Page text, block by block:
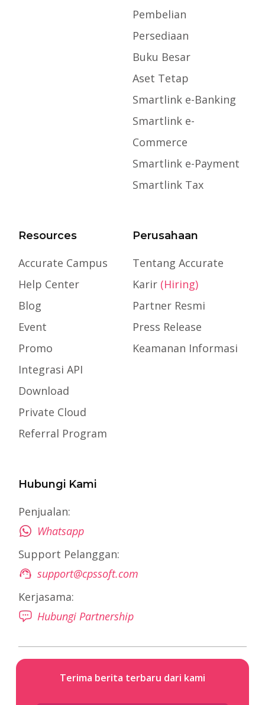
Pembelian
Persediaan
Buku Besar
Aset Tetap
Smartlink e-Banking
Smartlink e-
Commerce
Smartlink e-Payment
Smartlink Tax
Resources
Accurate Campus
Help Center
Blog
Event
Promo
Integrasi API
Download
Private Cloud
Referral Program
Perusahaan
Tentang Accurate
Karir (Hiring)
Partner Resmi
Press Release
Keamanan Informasi
Hubungi Kami
Penjualan:
Whatsapp
Support Pelanggan:
support@cpssoft.com
Kerjasama:
Hubungi Partnership
Terima berita terbaru dari kami